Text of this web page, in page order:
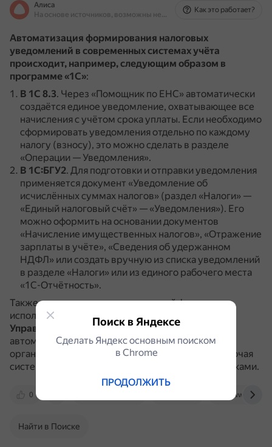
Алиса
На основе источников, возможны неточности
Как это работает?
Автоматизация формирования налоговых
уведомлений в современных системах учёта
происходит, например, следующим образом в
программе «1С»:
В 1С 8.3. Через «Помощник по ЕНС» автоматически
создаётся единое уведомление, охватывающее все
начисления с учётом срока уплаты. Если необходимо
сформировать уведомления отдельно по каждому
налогу (взносу), это можно сделать в разделе
«Операции — Уведомления».
В 1С:БГУ2. Для подготовки и отправки уведомления
применяется документ «Уведомление об
исчислённых суммах налогов» (раздел «Налоги» —
«Единый налоговый счёт» — «Уведомления»). Его
можно оформить на основании документов
«Начисление имущественных налогов», «Отражение
зарплаты в учёте», «Сведения об удержанном
НДФЛ» или создать вручную из списка уведомлений
в разделе «Налоги» или из единого рабочего места
«1С-Отчётность».
Также для автоматизации налоговой функции
используется, например,
подсистема «1С:ERP.
Управление холдингом». Она позволяет
автоматизировать взаимодействие с налоговым
органом в режиме налогового мониторинга, включая
систему внутреннего контроля и управления рисками.
0
Найти в Поиске
Поиск в Яндексе
Сделать Яндекс основным поиском
в Сhrome
ПРОДОЛЖИТЬ